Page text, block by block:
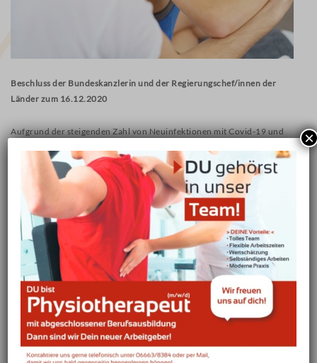
Beschluss der Bundeskanzlerin und der Regierungschef/innen der
Länder zum 16.12.2020
Aufgrund der steigenden Zahl von Neuinfektionen mit Covid-19 und
örtlichen Gesundheitsbehörden treten ab dem 16.12.2020 erweiterte
Regelungen zur Eindämmung der Pandemie in Kraft. Diese sind bis
vorerst 10.Januar 2021 befristet.
Wieder müssen viele Institutionen und Einrichtungen schließen. Dazu
gehören in erster Linie Freizeiteinrichtungen wie Theater, Kinos,
Schwimmbäder und Fitnessstudios, aber auch Gastronomie und
Dienstleister wie Kosmetik und Massagepraxen.
Ganz deutlich wird in den Maßnahmen klargestellt, dass medizinisch
notwendige Behandlungen wie Physiotherapie, Ergotherapie und
Sprachtherapie weiterhin möglich bleiben!
×